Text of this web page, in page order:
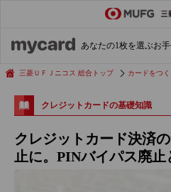
あなたの1枚を選ぶお
会社経費の支払い 効率化術
三菱ＵＦＪニコス 総合トップ カードをつ
クレジットカードの基礎知識
クレジットカード決済
止に。PINバイパス廃止